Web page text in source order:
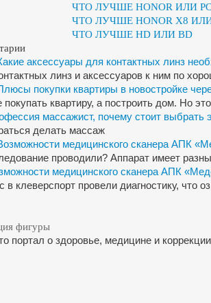
ЧТО ЛУЧШЕ HONOR ИЛИ
ЧТО ЛУЧШЕ HONOR X8 ИЛИ
ЧТО ЛУЧШЕ HD ИЛИ BD
аксессуары для контактных линз
линз и аксессуаров к ним по
покупки квартиры в новостройке
покупать квартиру, а построить дом. Но
массажист, почему стоит выбрать
делать массаж
медицинского сканера АПК
проводили? Аппарат имеет
медицинского сканера АПК
в клеверспорт провели диагностику, что
фигуры
портал о здоровье, медицине и